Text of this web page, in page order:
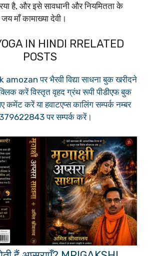
है, और इसे सावधानी और नियमितता के
माँ कामाख्या देवी।
IN HINDI RRELATED
POSTS
पर भैरवी विद्या साधना बुक खरीदने
करें विस्तृत वृहद ग्रंथ रूपी पीडीएफ बुक
कमेंट करें या हवाटएप्स कालिंग सम्पर्क नम्बर
पर सम्पर्क करें।